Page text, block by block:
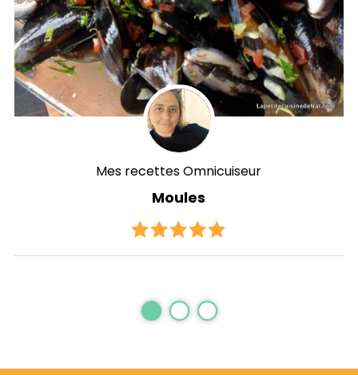
Mes recettes Omnicuiseur
Moules